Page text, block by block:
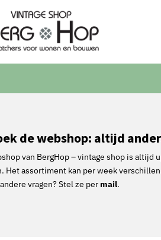
de webshop: altijd
van BergHop – vintage shop is
Het assortiment kan per week
vragen? Stel ze per mail.